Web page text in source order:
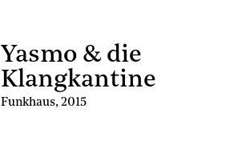
Yasmo & die
Klangkantine
Funkhaus,2015